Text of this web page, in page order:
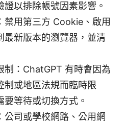
以排除帳號因素影響。
禁用第三方 Cookie、啟用
新版本的瀏覽器，並清
制：ChatGPT 有時會因為
制或地區法規而臨時限
等待或切換方式。
公司或學校網路、公用網